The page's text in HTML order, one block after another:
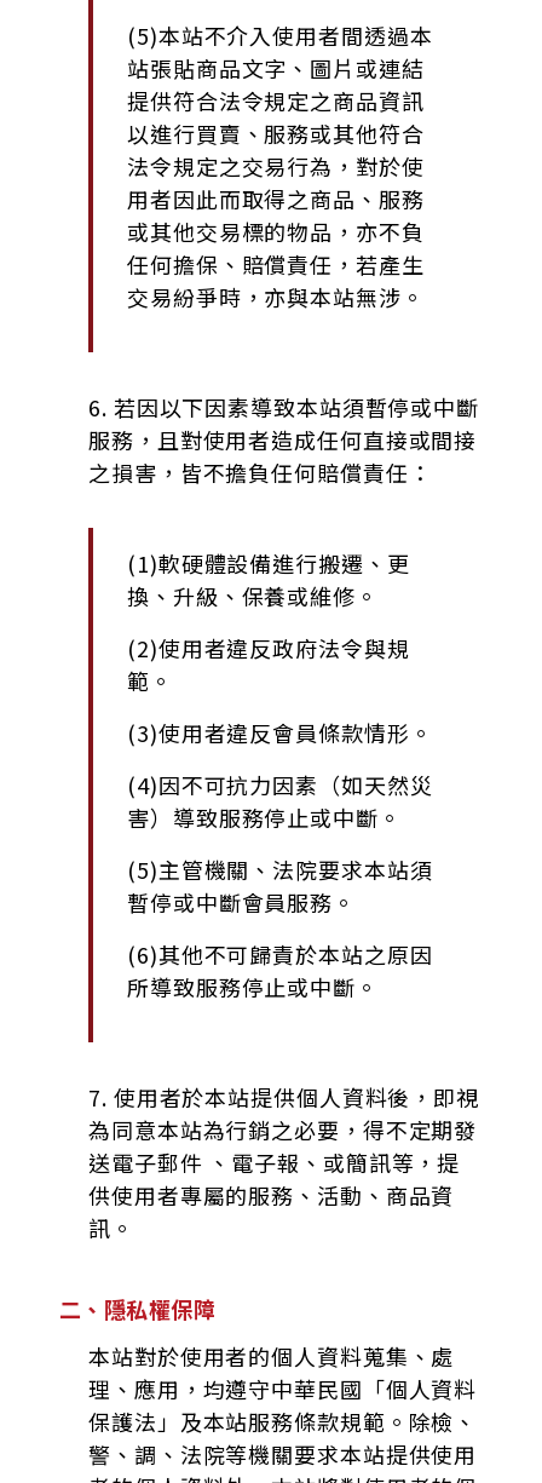
(5)本站不介入使用者間透過本
站張貼商品文字、圖片或連結
提供符合法令規定之商品資訊
以進行買賣、服務或其他符合
法令規定之交易行為，對於使
用者因此而取得之商品、服務
或其他交易標的物品，亦不負
任何擔保、賠償責任，若產生
交易紛爭時，亦與本站無涉。
6. 若因以下因素導致本站須暫停或中斷
服務，且對使用者造成任何直接或間接
之損害，皆不擔負任何賠償責任：
(1)軟硬體設備進行搬遷、更
換、升級、保養或維修。
(2)使用者違反政府法令與規
範。
(3)使用者違反會員條款情形。
(4)因不可抗力因素（如天然災
害）導致服務停止或中斷。
(5)主管機關、法院要求本站須
暫停或中斷會員服務。
(6)其他不可歸責於本站之原因
所導致服務停止或中斷。
7. 使用者於本站提供個人資料後，即視
為同意本站為行銷之必要，得不定期發
送電子郵件 、電子報、或簡訊等，提
供使用者專屬的服務、活動、商品資
訊。
二、隱私權保障
本站對於使用者的個人資料蒐集、處
理、應用，均遵守中華民國「個人資料
保護法」及本站服務條款規範。除檢、
警、調、法院等機關要求本站提供使用